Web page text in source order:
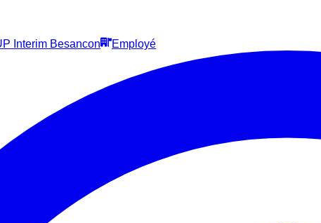
Interim Besancon Employé